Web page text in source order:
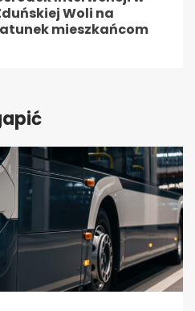
Woli na
mieszkańcom